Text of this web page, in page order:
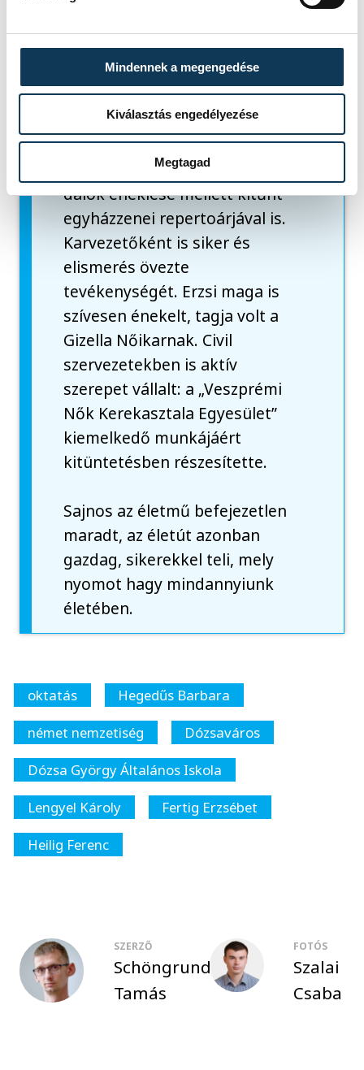
Mindennek a megengedése
Kiválasztás engedélyezése
Megtagad
céllal, hogy programjaikon
keresztül a német nyelvet és
kultúrát népszerűsítsék. A klub
keretein belül létrehozott egy
kórust is, mely a magyarországi
német, illetve az anyaországi
dalok éneklése mellett kitűnt
egyházzenei repertoárjával is.
Karvezetőként is siker és
elismerés övezte
tevékenységét. Erzsi maga is
szívesen énekelt, tagja volt a
Gizella Nőikarnak. Civil
szervezetekben is aktív
szerepet vállalt: a „Veszprémi
Nők Kerekasztala Egyesület”
kiemelkedő munkájáért
kitüntetésben részesítette.
Sajnos az életmű befejezetlen
maradt, az életút azonban
gazdag, sikerekkel teli, mely
nyomot hagy mindannyiunk
életében.
oktatás
Hegedűs Barbara
német nemzetiség
Dózsaváros
Dózsa György Általános Iskola
Lengyel Károly
Fertig Erzsébet
Heilig Ferenc
SZERZŐ
Schöngrundtner
Tamás
FOTÓS
Szalai
Csaba